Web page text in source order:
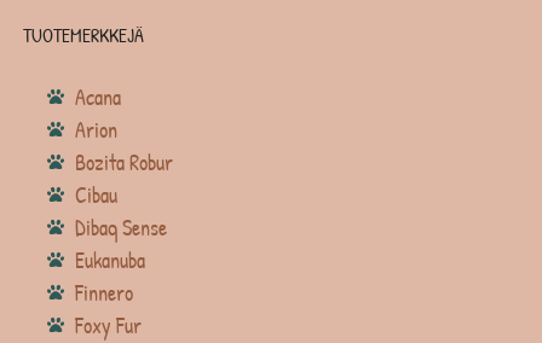
TUOTEMERKKEJÄ
Acana
Arion
Bozita Robur
Cibau
Dibaq Sense
Eukanuba
Finnero
Foxy Fur